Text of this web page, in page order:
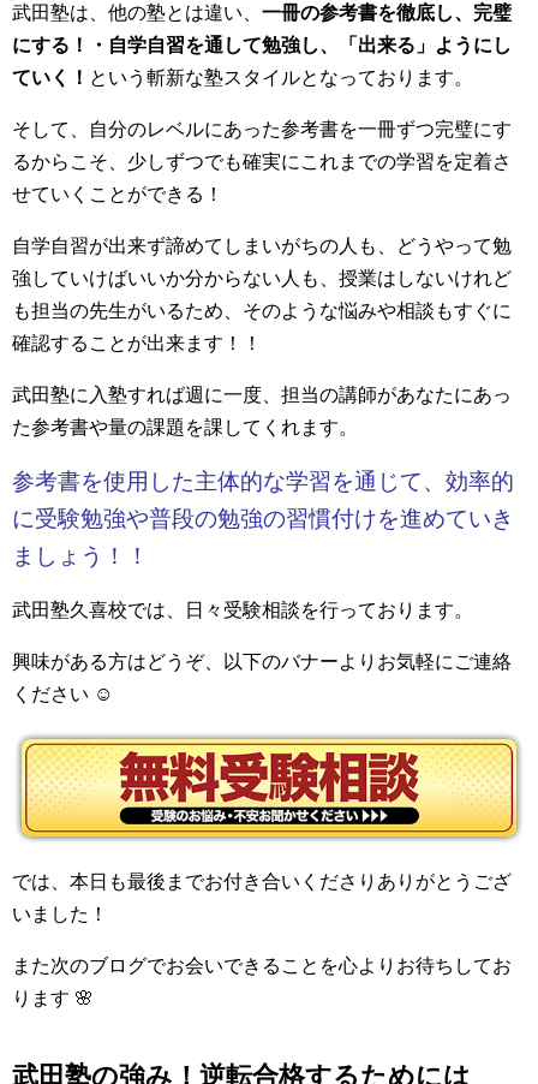
武田塾は、他の塾とは違い、 一冊の参考書を徹底し、完璧
にする！・自学自習を通して勉強し、「出来る」ようにし
ていく！ という斬新な塾スタイルとなっております。
そして、自分のレベルにあった参考書を一冊ずつ完璧にす
るからこそ、少しずつでも確実にこれまでの学習を定着さ
せていくことができる！
自学自習が出来ず諦めてしまいがちの人も、どうやって勉
強していけばいいか分からない人も、授業はしないけれど
も担当の先生がいるため、そのような悩みや相談もすぐに
確認することが出来ます！！
武田塾に入塾すれば週に一度、担当の講師があなたにあっ
た参考書や量の課題を課してくれます。
参考書を使用した主体的な学習を通じて、効率的
に受験勉強や普段の勉強の習慣付けを進めていき
ましょう！！
武田塾久喜校では、日々受験相談を行っております。
興味がある方はどうぞ、以下のバナーよりお気軽にご連絡
ください ☺
では、本日も最後までお付き合いくださりありがとうござ
いました！
また次のブログでお会いできることを心よりお待ちしてお
ります 🌸
武田塾の強み！逆転合格するためには